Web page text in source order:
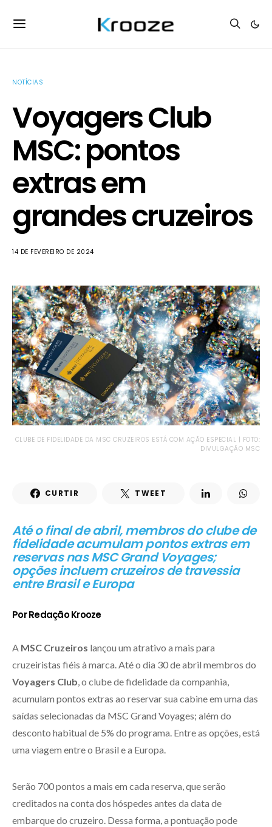
NOTÍCIAS
Voyagers Club
MSC: pontos
extras em
grandes cruzeiros
14 DE FEVEREIRO DE 2024
CLUBE DE FIDELIDADE DA MSC CRUZEIROS ESTÁ COM AÇÃO ESPECIAL | FOTO:
DIVULGAÇÃO MSC
CURTIR TWEET
Até o final de abril, membros do clube de
fidelidade acumulam pontos extras em
reservas nas MSC Grand Voyages;
opções incluem cruzeiros de travessia
entre Brasil e Europa
Por Redação Krooze
A MSC Cruzeiros lançou um atrativo a mais para
cruzeiristas fiéis à marca. Até o dia 30 de abril membros do
Voyagers Club , o clube de fidelidade da companhia,
acumulam pontos extras ao reservar sua cabine em uma das
saídas selecionadas da MSC Grand Voyages; além do
desconto habitual de 5% do programa. Entre as opções, está
uma viagem entre o Brasil e a Europa.
Serão 700 pontos a mais em cada reserva, que serão
creditados na conta dos hóspedes antes da data de
embarque do cruzeiro. Dessa forma, a pontuação pode